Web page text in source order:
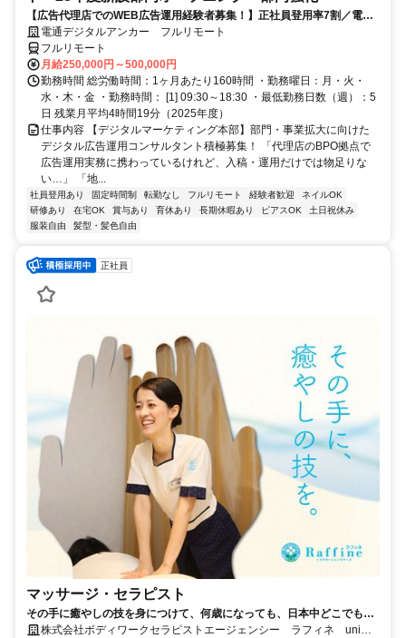
【広告代理店でのWEB広告運用経験者募集！】正社員登用率7割／電通
G／全国×完全在宅／年休126日・土日祝休み／残業月平均4時間19分
電通デジタルアンカー フルリモート
フルリモート
月給250,000円～500,000円
勤務時間 総労働時間：1ヶ月あたり160時間 ・勤務曜日：月・火・
水・木・金 ・勤務時間： [1] 09:30～18:30 ・最低勤務日数（週）：5
日 残業月平均4時間19分（2025年度）
仕事内容 【デジタルマーケティング本部】部門・事業拡大に向けた
デジタル広告運用コンサルタント積極募集！ 「代理店のBPO拠点で
広告運用実務に携わっているけれど、入稿・運用だけでは物足りな
い…」 「地...
社員登用あり 固定時間制 転勤なし フルリモート 経験者歓迎
ネイルOK
研修あり
在宅OK 賞与あり 育休あり 長期休暇あり ピアスOK
土日祝休み
服装自由
髪型・髪色自由
正社員
マッサージ・セラピスト
その手に癒やしの技を身につけて、何歳になっても、日本中どこでも働
けるセラピストの第一歩を踏み出しませんか。
株式会社ボディワークセラピストエージェンシー ラフィネ unimo